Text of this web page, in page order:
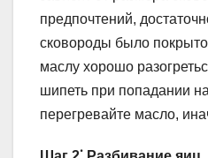
предпочтений,
сковороды было
маслу хорошо
шипеть при попадании
перегревайте масло,